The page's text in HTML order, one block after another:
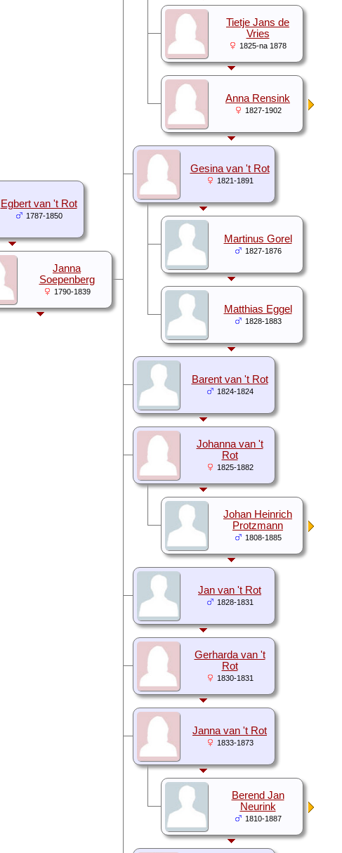
Tietje Jans de
Vries
1825-na 1878
Anna Rensink
1827-1902
Gesina van 't Rot
1821-1891
Martinus Gorel
1827-1876
Matthias Eggel
1828-1883
Barent van 't Rot
1824-1824
Johanna van 't
Rot
1825-1882
Johan Heinrich
Protzmann
1808-1885
Jan van 't Rot
1828-1831
Gerharda van 't
Rot
1830-1831
Janna van 't Rot
1833-1873
Berend Jan
Neurink
1810-1887
Egbert van 't Rot
1787-1850
Janna
Soepenberg
1790-1839